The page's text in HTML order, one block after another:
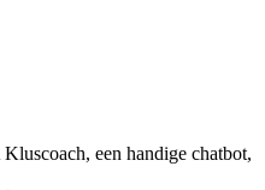
een handige chatbot,